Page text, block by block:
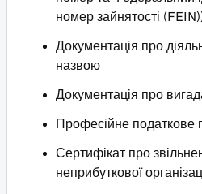
номер зайнятості
Документація про
назвою
Документація про
Професійне податкове
Сертифікат про
неприбуткової